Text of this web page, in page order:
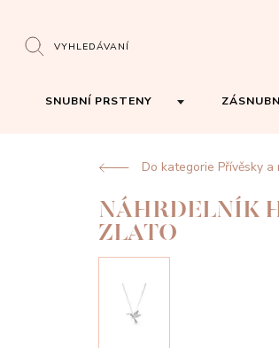
VYHLEDÁVANÍ
SNUBNÍ PRSTENY
Do kategorie Přívěsky
NÁHRDELNÍK
ZLATO